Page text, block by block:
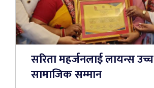
सरिता महर्जनलाई लायन्स उच्च
सामाजिक सम्मान